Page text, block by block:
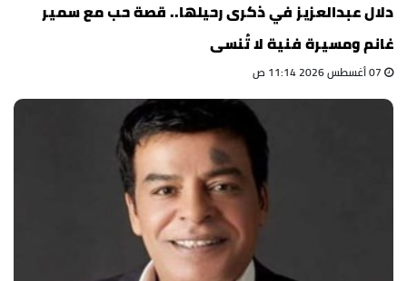
دلال عبدالعزيز في ذكرى رحيلها.. قصة حب مع سمير
غانم ومسيرة فنية لا تُنسى